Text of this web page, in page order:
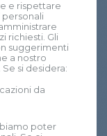
e rispettare
personali
richiesti. Gli
suggerimenti
a nostro
si desidera:
da
poter